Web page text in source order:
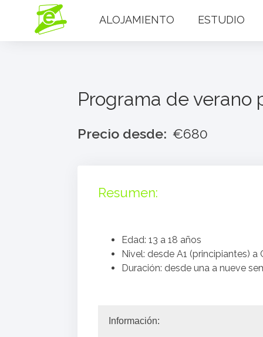
ALOJAMIENTO ESTUDIO
Programa de verano
Precio desde: €680
Resumen:
Edad: 13 a 18 años
Nivel: desde A1 (principiantes) a
Duración: desde una a nueve
Información: